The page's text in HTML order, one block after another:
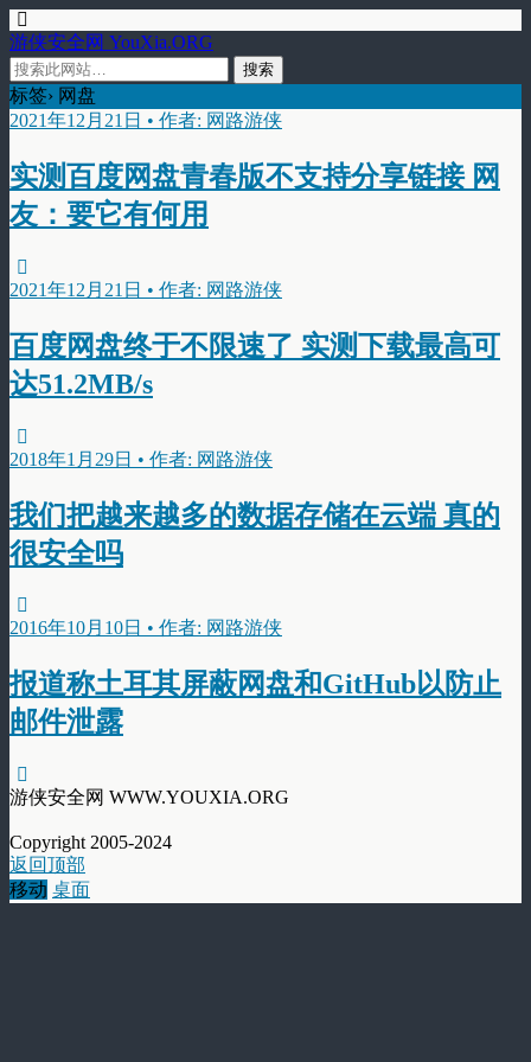
游侠安全网 YouXia.ORG
标签› 网盘
2021年12月21日 • 作者: 网路游侠
实测百度网盘青春版不支持分享链接 网
友：要它有何用
2021年12月21日 • 作者: 网路游侠
百度网盘终于不限速了 实测下载最高可
达51.2MB/s
2018年1月29日 • 作者: 网路游侠
我们把越来越多的数据存储在云端 真的
很安全吗
2016年10月10日 • 作者: 网路游侠
报道称土耳其屏蔽网盘和GitHub以防止
邮件泄露
游侠安全网 WWW.YOUXIA.ORG
Copyright 2005-2024
返回顶部
移动 桌面